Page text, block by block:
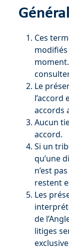
Général
Ces
Le
l’accord
accords
Aucun
accord.
Si un
qu’une
n’est
restent
Les
de
litiges